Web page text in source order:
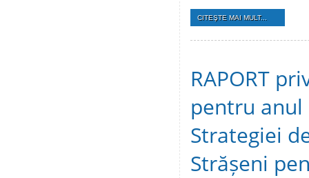
CITEŞTE MAI MULT...
RAPORT
pentru
Strategiei
Strășeni